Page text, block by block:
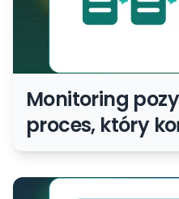
Monitoring
proces, który
a nie tabelą